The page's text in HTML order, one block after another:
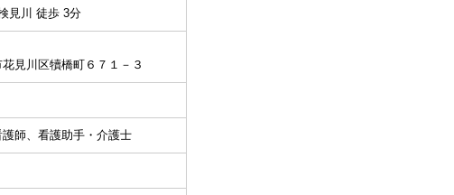
見川 徒歩 3分
見川区犢橋町６７１－３
師、看護助手・介護士